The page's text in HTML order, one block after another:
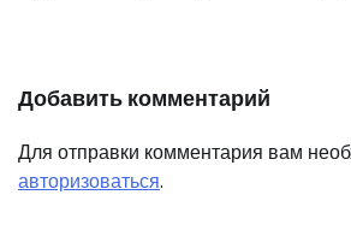
Добавить комментарий
Для отправки комментария вам
авторизоваться.